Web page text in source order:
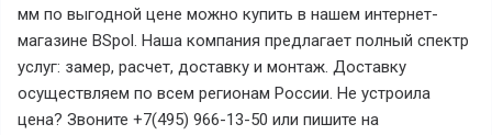
мм по выгодной цене можно купить в нашем интернет-
магазине BSpol. Наша компания предлагает полный спектр
услуг: замер, расчет, доставку и монтаж. Доставку
осуществляем по всем регионам России. Не устроила
цена? Звоните +7(495) 966-13-50 или пишите на